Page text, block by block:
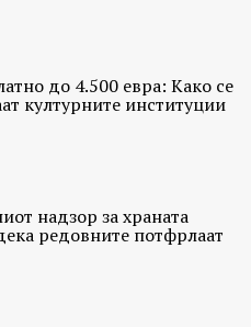
до 4.500 евра: Како се
културните институции
надзор за храната
редовните потфрлаат